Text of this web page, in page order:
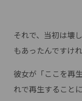
それで、当初は壊
もあったんですけれ
彼女が「ここを再
れで再生すること